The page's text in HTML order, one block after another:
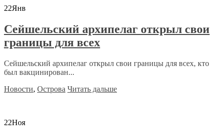
22Янв
Сейшельский архипелаг открыл свои
границы для всех
Сейшельский архипелаг открыл свои границы для всех, кто
был вакцинирован...
Новости, Острова Читать дальше
22Ноя